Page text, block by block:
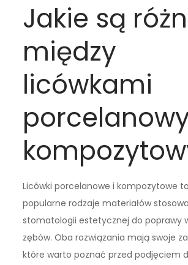
Jakie są
między
licówkami
Licówki porcelanowe i kompozytowe
popularne rodzaje materiałów
stomatologii estetycznej do poprawy
zębów. Oba rozwiązania mają swoje
które warto poznać przed podjęciem